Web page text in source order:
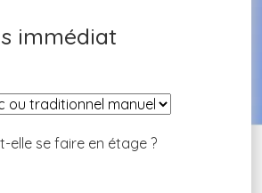
immédiat
elle se faire en étage ?